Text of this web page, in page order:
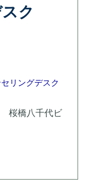
ク
セリングデスク
桜橋八千代ビ